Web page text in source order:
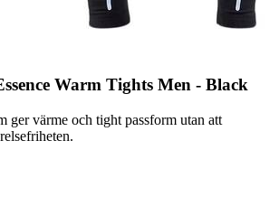
Warm Tights Men - Black
ger värme och tight passform utan att